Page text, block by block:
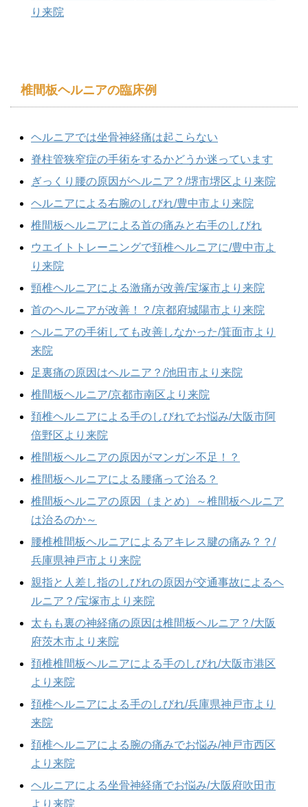
り来院
椎間板ヘルニアの臨床例
ヘルニアでは坐骨神経痛は起こらない
脊柱管狭窄症の手術をするかどうか迷っています
ぎっくり腰の原因がヘルニア？/堺市堺区より来院
ヘルニアによる右腕のしびれ/豊中市より来院
椎間板ヘルニアによる首の痛みと右手のしびれ
ウエイトトレーニングで頚椎ヘルニアに/豊中市よ
り来院
頸椎ヘルニアによる激痛が改善/宝塚市より来院
首のヘルニアが改善！？/京都府城陽市より来院
ヘルニアの手術しても改善しなかった/箕面市より
来院
足裏痛の原因はヘルニア？/池田市より来院
椎間板ヘルニア/京都市南区より来院
頚椎ヘルニアによる手のしびれでお悩み/大阪市阿
倍野区より来院
椎間板ヘルニアの原因がマンガン不足！？
椎間板ヘルニアによる腰痛って治る？
椎間板ヘルニアの原因（まとめ）～椎間板ヘルニア
は治るのか～
腰椎椎間板ヘルニアによるアキレス腱の痛み？？/
兵庫県神戸市より来院
親指と人差し指のしびれの原因が交通事故によるヘ
ルニア？/宝塚市より来院
太もも裏の神経痛の原因は椎間板ヘルニア？/大阪
府茨木市より来院
頚椎椎間板ヘルニアによる手のしびれ/大阪市港区
より来院
頚椎ヘルニアによる手のしびれ/兵庫県神戸市より
来院
頚椎ヘルニアによる腕の痛みでお悩み/神戸市西区
より来院
ヘルニアによる坐骨神経痛でお悩み/大阪府吹田市
より来院